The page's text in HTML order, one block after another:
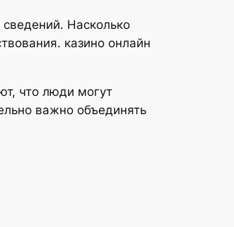
Насколько
казино онлайн
что люди могут
важно объединять